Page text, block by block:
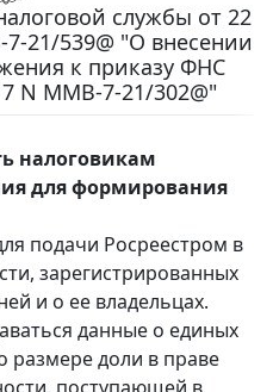
службы от 22
21/539@ "О внесении
к приказу ФНС
N ММВ-7-21/302@"
налоговикам
для формирования
подачи Росреестром в
зарегистрированных
и о ее владельцах.
данные о единых
размере доли в праве